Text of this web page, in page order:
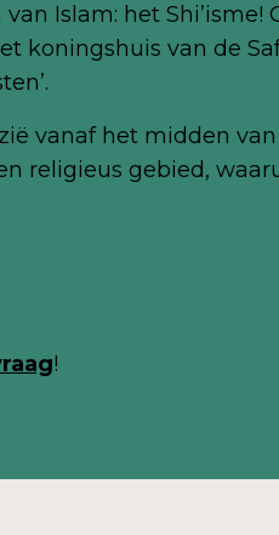
Islam: het Shi’isme!
koningshuis van de
vanaf het midden van
religieus gebied,
!